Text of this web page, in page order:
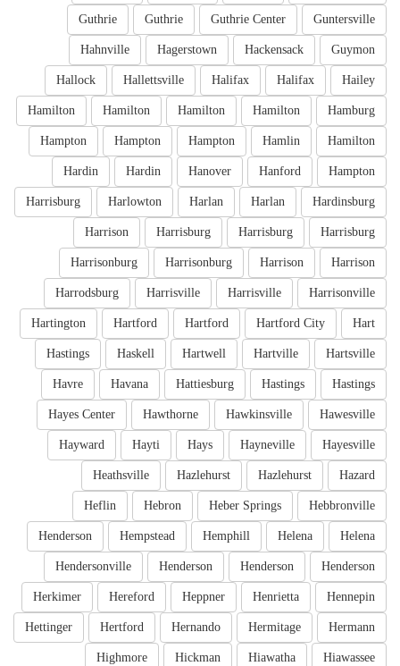
Guntersville
Guthrie Center
Guthrie
Guthrie
Guymon
Hackensack
Hagerstown
Hahnville
Hailey
Halifax
Halifax
Hallettsville
Hallock
Hamburg
Hamilton
Hamilton
Hamilton
Hamilton
Hamilton
Hamlin
Hampton
Hampton
Hampton
Hampton
Hanford
Hanover
Hardin
Hardin
Hardinsburg
Harlan
Harlan
Harlowton
Harrisburg
Harrisburg
Harrisburg
Harrisburg
Harrison
Harrison
Harrison
Harrisonburg
Harrisonburg
Harrisonville
Harrisville
Harrisville
Harrodsburg
Hart
Hartford City
Hartford
Hartford
Hartington
Hartsville
Hartville
Hartwell
Haskell
Hastings
Hastings
Hastings
Hattiesburg
Havana
Havre
Hawesville
Hawkinsville
Hawthorne
Hayes Center
Hayesville
Hayneville
Hays
Hayti
Hayward
Hazard
Hazlehurst
Hazlehurst
Heathsville
Hebbronville
Heber Springs
Hebron
Heflin
Helena
Helena
Hemphill
Hempstead
Henderson
Henderson
Henderson
Henderson
Hendersonville
Hennepin
Henrietta
Heppner
Hereford
Herkimer
Hermann
Hermitage
Hernando
Hertford
Hettinger
Hiawassee
Hiawatha
Hickman
Highmore